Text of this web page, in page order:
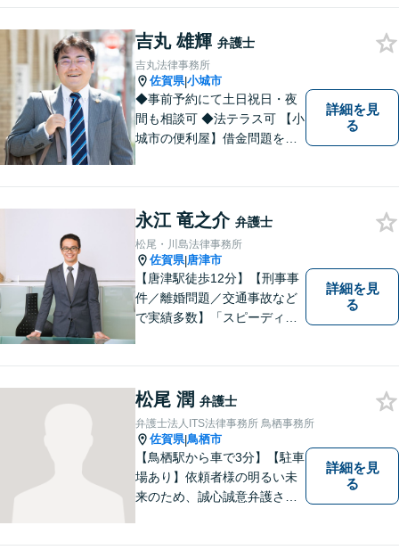
吉丸 雄輝 弁護士
吉丸法律事務所
佐賀県|小城市
◆事前予約にて土日祝日・夜
間も相談可 ◆法テラス可 【小
城市の便利屋】借金問題を中
詳細を見
る
永江 竜之介 弁護士
松尾・川島法律事務所
佐賀県|唐津市
【唐津駅徒歩12分】【刑事事
件／離婚問題／交通事故など
で実績多数】「スピーディで
が望ましいのかを共に考えま
す。ぜひお気軽にご相談くだ
さい！【プライバシー完備】
詳細を見
る
松尾 潤 弁護士
弁護士法人ITS法律事務所 鳥栖事務所
佐賀県|鳥栖市
【鳥栖駅から車で3分】【駐車
場あり】依頼者様の明るい未
来のため、誠心誠意弁護させ
詳細を見
る